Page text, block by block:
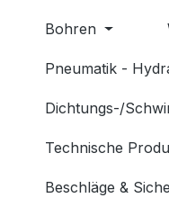
Bohren
Pneumatik -
Dichtungs-/
Technische
Beschläge &